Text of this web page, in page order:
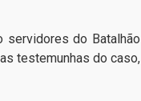
servidores do Batalhão
testemunhas do caso,